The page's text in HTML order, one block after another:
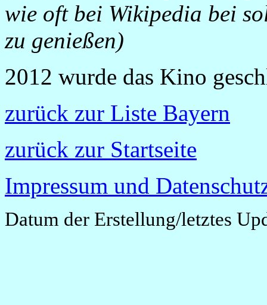
wie oft bei Wikipedia bei
zu genießen)
2012 wurde das Kino
zurück zur Liste Bayern
zurück zur Startseite
Impressum und
Datum der Erstellung/letztes